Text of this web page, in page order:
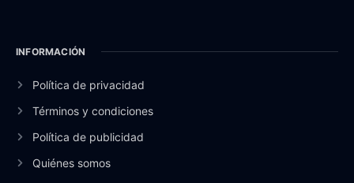
INFORMACIÓN
Política de privacidad
Términos y condiciones
Política de publicidad
Quiénes somos